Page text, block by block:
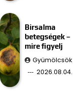
Birsalma
betegségek –
mire figyelj
Gyümölcsök
2026.08.04.